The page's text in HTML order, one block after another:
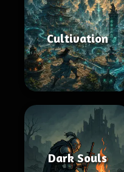
Cultivation
Dark Souls